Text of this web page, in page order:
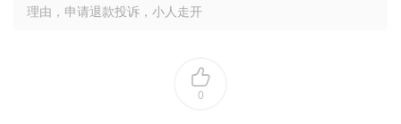
理由，申请退款投诉，小人走开
0